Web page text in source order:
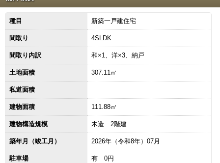
種目 新築一戸建住宅
間取り 4SLDK
間取り内訳 和×1、洋×3、納戸
土地面積 307.11㎡
私道面積
建物面積 111.88㎡
建物構造規模 木造 2階建
築年月（竣工月） 2026年（令和8年）07月
駐車場 有 0円